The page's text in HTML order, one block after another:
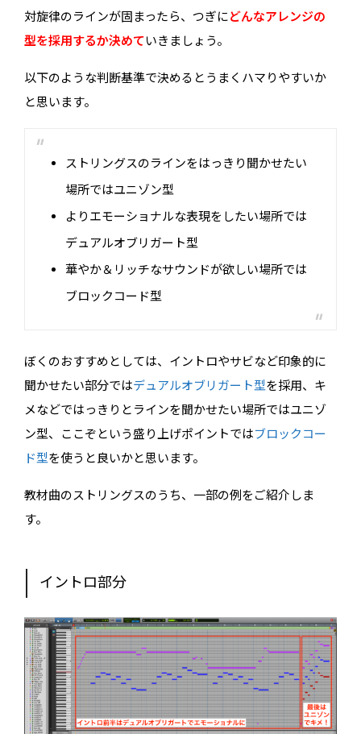
対旋律のラインが固まったら、つぎにどんなアレンジの
型を採用するか決めていきましょう。
以下のような判断基準で決めるとうまくハマりやすいか
と思います。
ストリングスのラインをはっきり聞かせたい
場所ではユニゾン型
よりエモーショナルな表現をしたい場所では
デュアルオブリガート型
華やか＆リッチなサウンドが欲しい場所では
ブロックコード型
ぼくのおすすめとしては、イントロやサビなど印象的に
聞かせたい部分ではデュアルオブリガート型を採用、キ
メなどではっきりとラインを聞かせたい場所ではユニゾ
ン型、ここぞという盛り上げポイントではブロックコー
ド型を使うと良いかと思います。
教材曲のストリングスのうち、一部の例をご紹介しま
す。
イントロ部分